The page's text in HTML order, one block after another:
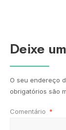
Deixe
O seu endereço
obrigatórios são
Comentário *